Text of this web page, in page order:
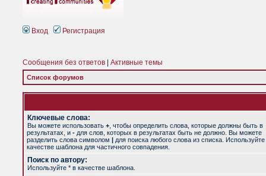
Вход Регистрация
Сообщения без ответов Активные темы
Список форумов
Ключевые слова:
Вы можете использовать + , чтобы определить слова, которые должны быть в
результатах, и - для слов, которых в результатах быть не должно. Вы можете
разделить слова символом | для поиска любого слова из списка. Используйте
качестве шаблона для частичного совпадения.
Поиск по автору:
Используйте * в качестве шаблона.